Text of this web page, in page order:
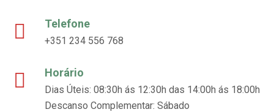
Telefone
+351 234 556 768
Horário
Dias Úteis: 08:30h ás 12:30h das 14:00h ás 18:00h
Descanso Complementar: Sábado